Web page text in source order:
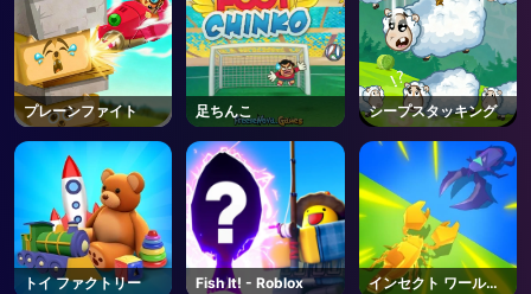
プレーンファイト 足ちんこ シープスタッキング
トイ ファクトリー Fish It! - Roblox
インセクト ワールド